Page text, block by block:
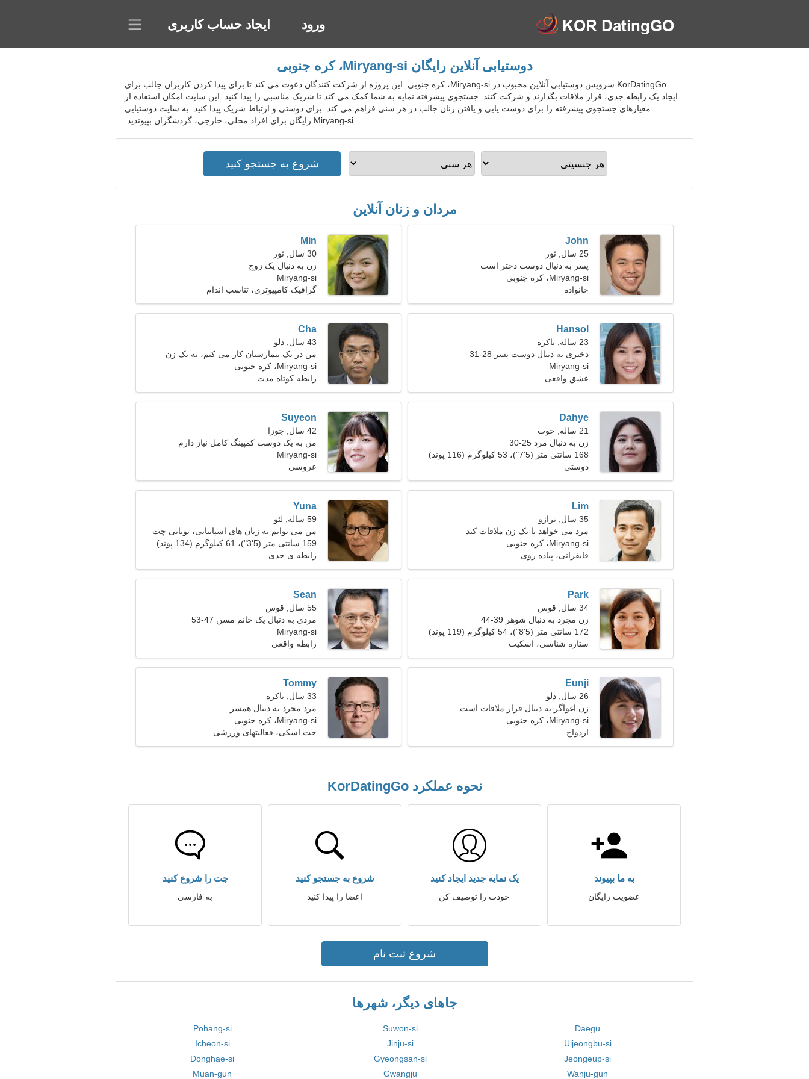
ورود ایجاد حساب کاربری
دوستیابی آنلاین رایگان Miryang-si، کره جنوبی
KorDatingGo سرویس دوستیابی آنلاین محبوب در Miryang-si، کره جنوبی. این پروژه از شرکت کنندگان دعوت می کند تا برای پیدا کردن کاربران جالب برای
ایجاد یک رابطه جدی، قرار ملاقات بگذارند و شرکت کنند. جستجوی پیشرفته نمایه به شما کمک می کند تا شریک مناسبی را پیدا کنید. این سایت امکان استفاده از
معیارهای جستجوی پیشرفته را برای دوست یابی و یافتن زنان جالب در هر سنی فراهم می کند. برای دوستی و ارتباط شریک پیدا کنید. به سایت دوستیابی
Miryang-si رایگان برای افراد محلی، خارجی، گردشگران بپیوندید.
مردان و زنان آنلاین
John
25 سال, ثور
پسر به دنبال دوست دختر است
Miryang-si، کره جنوبی
خانواده
Min
30 سال, ثور
زن به دنبال یک زوج
Miryang-si
گرافیک کامپیوتری، تناسب اندام
Hansol
23 ساله, باکره
دختری به دنبال دوست پسر 28-31
Miryang-si
عشق واقعی
Cha
43 سال, دلو
من در یک بیمارستان کار می کنم، به یک زن
شگفت انگیز نیاز دارم
Miryang-si، کره جنوبی
رابطه کوتاه مدت
Dahye
21 ساله, حوت
زن به دنبال مرد 25-30
168 سانتی متر (5'7")، 53 کیلوگرم (116 پوند)
دوستی
Suyeon
42 سال, جوزا
من به یک دوست کمپینگ کامل نیاز دارم
Miryang-si
عروسی
Lim
35 سال, ترازو
مرد می خواهد با یک زن ملاقات کند
Miryang-si، کره جنوبی
قایقرانی، پیاده روی
Yuna
59 ساله, لئو
من می توانم به زبان های اسپانیایی، یونانی چت
کنم
159 سانتی متر (5'3")، 61 کیلوگرم (134 پوند)
رابطه ی جدی
Park
34 سال, قوس
زن مجرد به دنبال شوهر 39-44
172 سانتی متر (5'8")، 54 کیلوگرم (119 پوند)
ستاره شناسی، اسکیت
Sean
55 سال, قوس
مردی به دنبال یک خانم مسن 47-53
Miryang-si
رابطه واقعی
Eunji
26 سال, دلو
زن اغواگر به دنبال قرار ملاقات است
Miryang-si، کره جنوبی
ازدواج
Tommy
33 سال, باکره
مرد مجرد به دنبال همسر
Miryang-si، کره جنوبی
جت اسکی، فعالیتهای ورزشی
نحوه عملکرد KorDatingGo
به ما بپیوند
عضویت رایگان
یک نمایه جدید ایجاد کنید
خودت را توصیف کن
شروع به جستجو کنید
اعضا را پیدا کنید
چت را شروع کنید
به فارسی
شروع ثبت نام
جاهای دیگر، شهرها
Daegu
Suwon-si
Pohang-si
Uijeongbu-si
Jinju-si
Icheon-si
Jeongeup-si
Gyeongsan-si
Donghae-si
Wanju-gun
Gwangju
Muan-gun